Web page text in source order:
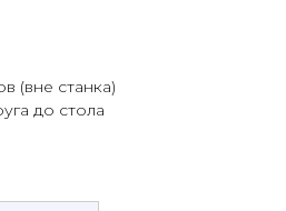
(вне станка)
до стола